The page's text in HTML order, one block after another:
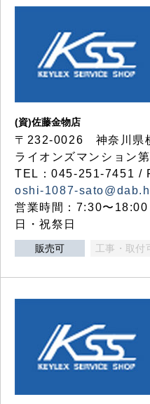
(資)佐藤金物店
〒232-0026 神奈川県
ライオンズマンション
TEL：045-251-7451 /
oshi-1087-
営業時間：7:30〜
日・祝祭日
販売可 工事・取付